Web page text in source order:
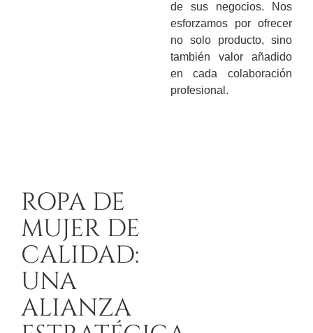
de sus negocios. Nos
esforzamos por ofrecer
no solo producto, sino
también valor añadido
en cada colaboración
profesional.
ROPA DE
MUJER DE
CALIDAD:
UNA
ALIANZA